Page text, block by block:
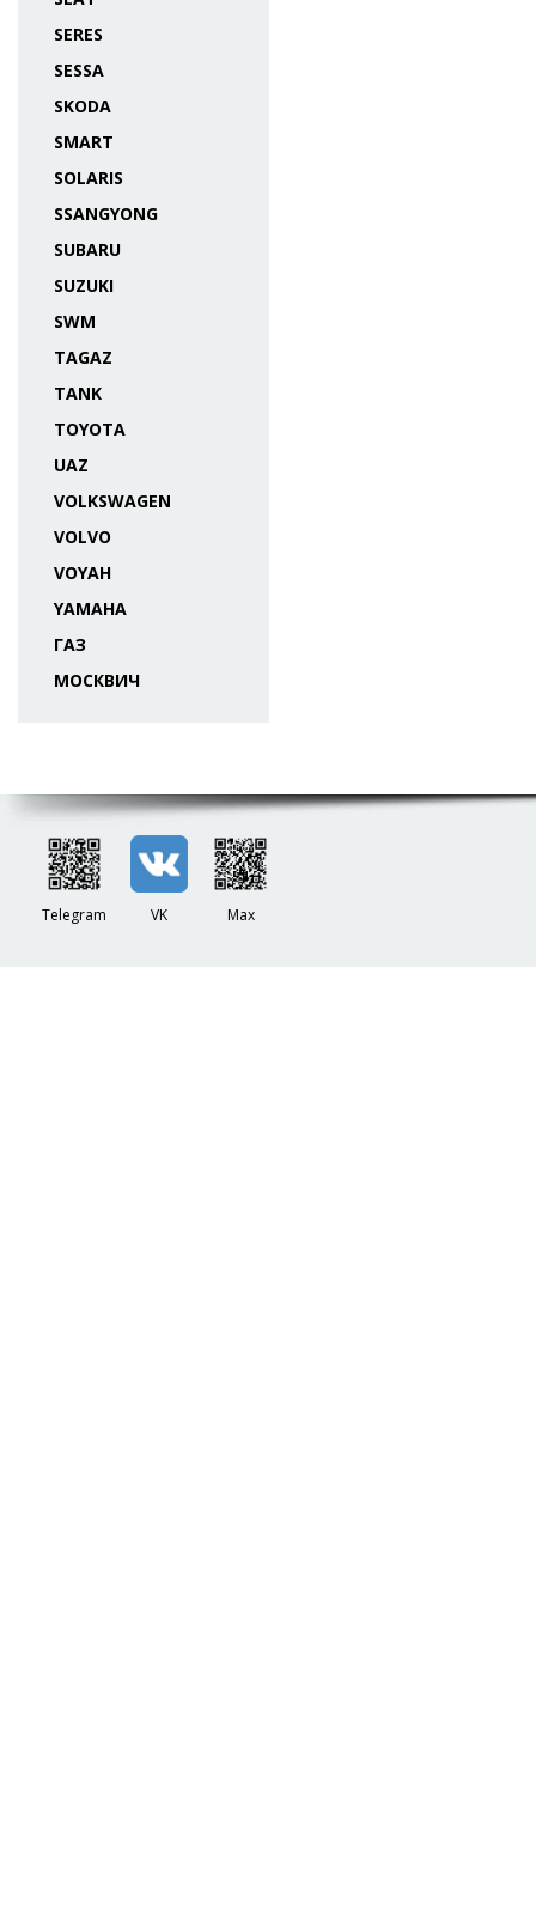
SERES
SESSA
SKODA
SMART
SOLARIS
SSANGYONG
SUBARU
SUZUKI
SWM
TAGAZ
TANK
TOYOTA
UAZ
VOLKSWAGEN
VOLVO
VOYAH
YAMAHA
ГАЗ
МОСКВИЧ
Telegram VK Max